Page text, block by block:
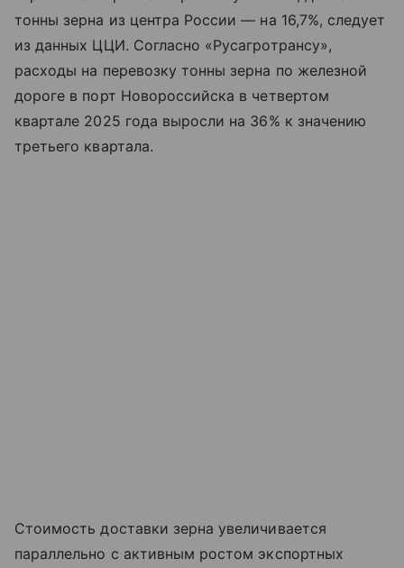
тонны зерна из центра России — на 16,7%, следует
из данных ЦЦИ. Согласно «Русагротрансу»,
расходы на перевозку тонны зерна по железной
дороге в порт Новороссийска в четвертом
квартале 2025 года выросли на 36% к значению
третьего квартала.
Стоимость доставки зерна увеличивается
параллельно с активным ростом экспортных